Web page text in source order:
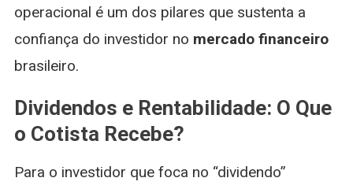
operacional é um dos pilares que sustenta a
confiança do investidor no mercado financeiro
brasileiro.
Dividendos e Rentabilidade: O Que
o Cotista Recebe?
Para o investidor que foca no “dividendo”